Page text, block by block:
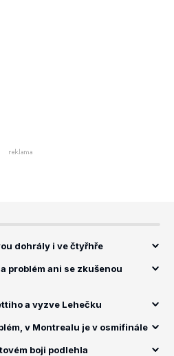
dohrály i ve čtyřhře
problém ani se zkušenou
a vyzve Lehečku
v Montrealu je v osmifinále
boji podlehla